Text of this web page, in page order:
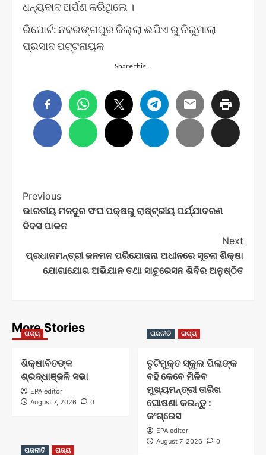
ଧନ୍ୟବାଦ ଅର୍ପଣ କରିଥିଲେ ।
ରିପୋର୍ଟ: ନବରଙ୍ଗପୁର ଜିଲ୍ଲା ଈପିଏ ରୁ ତିରୁମାଲା
ପ୍ରସାଦ ପଟ୍ଟନାୟକ
Share this…
Post
Navigation
Previous
ଭାରତୀୟ ମଜଦୁର ସଂଘ ପକ୍ଷରୁ ରାଷ୍ଟ୍ରୀୟ ପର୍ଯ୍ଯାବରଣ
ଦିବସ ପାଳନ
Next
ପ୍ରଧାନମନ୍ତ୍ରୀ ଜନମନ ପରିଯୋଜନା ଅଧୀନରେ ସୂଚନା ଶିକ୍ଷା
ଯୋଗାଯୋଗ ଅଭିଯାନ ତଥା ସାଚୁରେସନ ଶିବିର ଅନୁଷ୍ଠିତ
More Stories
ରାଜ୍ୟ
ଶିକ୍ଷାବିତଙ୍କ
ଶ୍ରଦ୍ଧାଞ୍ଜଳି ସଭା
EPA editor
August 7, 2026
0
ରାଜନୀତି ରାଜ୍ୟ
ତୃଟିମୁକ୍ତ ସ୍କୁଲ ପିଲାଙ୍କ
ବହି କେବେ ମିଳିବ
ମୁଖ୍ୟମନ୍ତ୍ରୀ ତାରିଖ
ଘୋଷଣା କରନ୍ତୁ :
କଂଗ୍ରେସ
EPA editor
August 7, 2026
0
ରାଜନୀତି
ରାଜ୍ୟ